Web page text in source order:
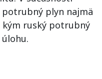
potrubný plyn najmä
kým ruský potrubný